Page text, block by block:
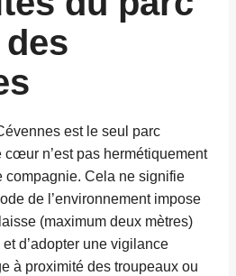
est le seul parc
n’est pas hermétiquement
compagnie. Cela ne signifie
de l’environnement impose
(maximum deux mètres)
d’adopter une vigilance
à proximité des troupeaux ou